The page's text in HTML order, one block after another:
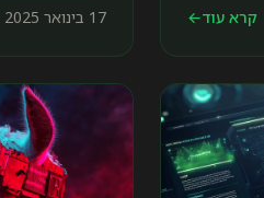
קרא עוד← 17 בינואר 2025